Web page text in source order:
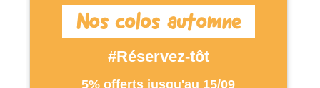
Nos colos automne
#Réservez-tôt
5% offerts jusqu'au 15/09